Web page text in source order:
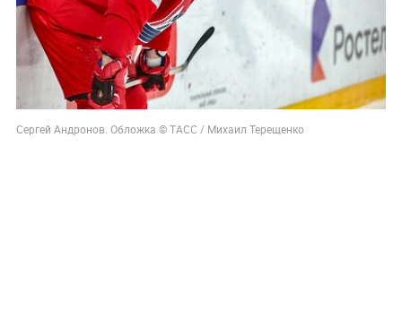
Сергей Андронов. Обложка © ТАСС / Михаил Терещенко